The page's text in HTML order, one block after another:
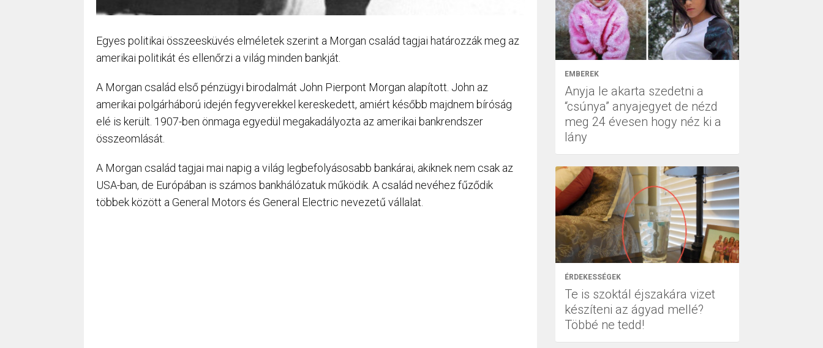
Egyes politikai összeesküvés elméletek szerint a Morgan család tagjai határozzák meg az
amerikai politikát és ellenőrzi a világ minden bankját.
A Morgan család első pénzügyi birodalmát John Pierpont Morgan alapított. John az
amerikai polgárháború idején fegyverekkel kereskedett, amiért később majdnem bíróság
elé is került. 1907-ben önmaga egyedül megakadályozta az amerikai bankrendszer
összeomlását.
A Morgan család tagjai mai napig a világ legbefolyásosabb bankárai, akiknek nem csak az
USA-ban, de Európában is számos bankhálózatuk működik. A család nevéhez fűződik
többek között a General Motors és General Electric nevezetű vállalat.
EMBEREK
Anyja le akarta szedetni a
“csúnya” anyajegyet de nézd
meg 24 évesen hogy néz ki a
lány
ÉRDEKESSÉGEK
Te is szoktál éjszakára vizet
készíteni az ágyad mellé?
Többé ne tedd!